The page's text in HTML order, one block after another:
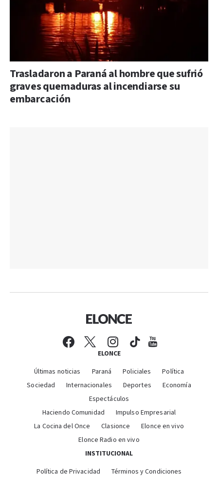
Trasladaron a Paraná al hombre que sufrió
graves quemaduras al incendiarse su
embarcación
ELONCE
Últimas noticias Paraná Policiales
Política
Sociedad
Internacionales Deportes
Economía
Espectáculos
Haciendo Comunidad
Impulso Empresarial
La Cocina del Once
Clasionce
Elonce en vivo
Elonce Radio en vivo
INSTITUCIONAL
Política de Privacidad Términos y Condiciones